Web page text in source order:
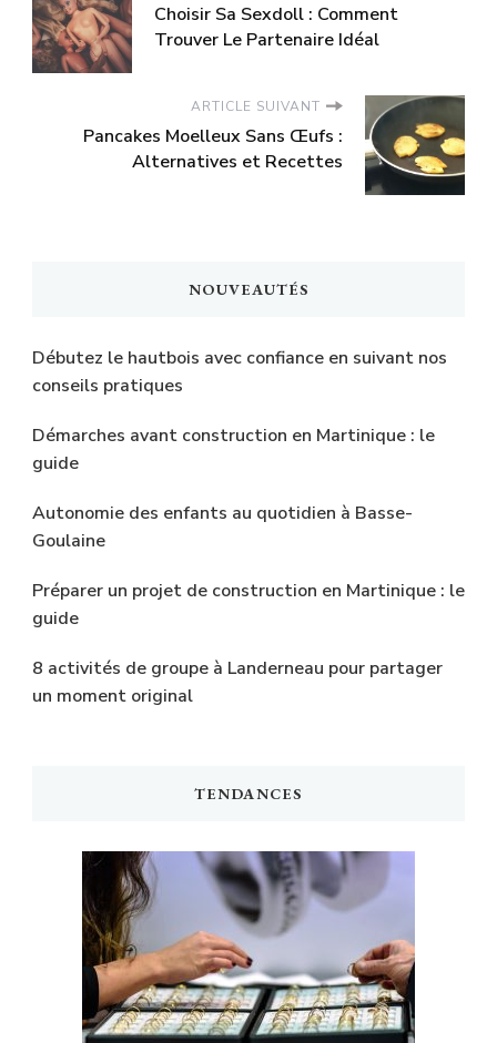
Choisir Sa Sexdoll : Comment
Trouver Le Partenaire Idéal
ARTICLE SUIVANT
Pancakes Moelleux Sans Œufs :
Alternatives et Recettes
NOUVEAUTÉS
Débutez le hautbois avec confiance en suivant nos
conseils pratiques
Démarches avant construction en Martinique : le
guide
Autonomie des enfants au quotidien à Basse-
Goulaine
Préparer un projet de construction en Martinique : le
guide
8 activités de groupe à Landerneau pour partager
un moment original
TENDANCES